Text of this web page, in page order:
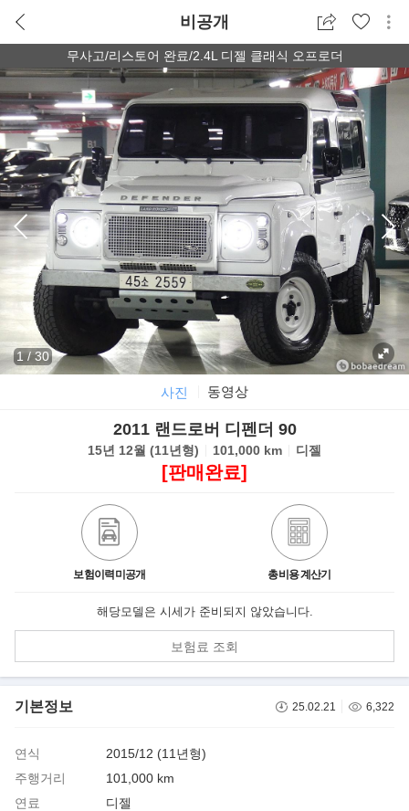
비공개
무사고/리스토어 완료/2.4L 디젤 클래식 오프로더
1/30
사진 동영상
2011 랜드로버 디펜더 90
15년 12월 (11년형) 101,000 km 디젤
[판매완료]
보험이력미공개 총비용 계산기
해당모델은 시세가 준비되지 않았습니다.
보험료 조회
기본정보 25.02.21 6,322
연식
2015/12 (11년형)
주행거리
101,000 km
연료
디젤